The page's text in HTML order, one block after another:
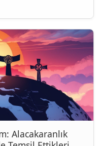
Alacakaranlık